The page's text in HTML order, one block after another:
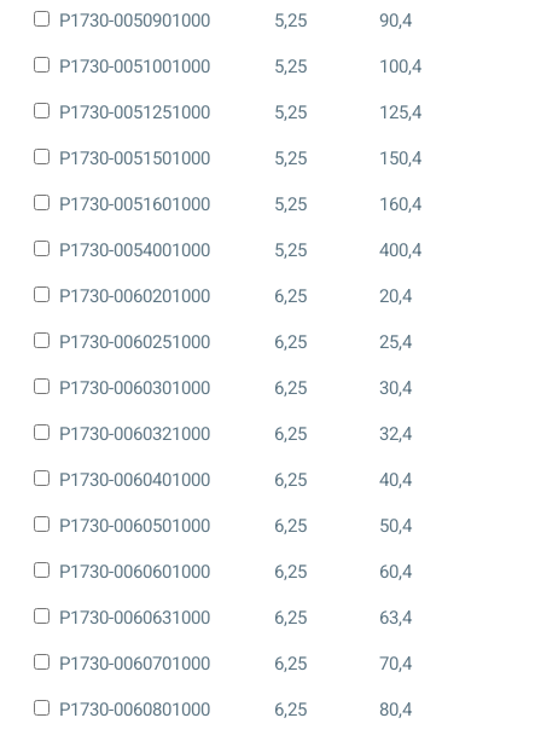
P1730-0050901000
5,25
90,4
P1730-0051001000
5,25
100,4
P1730-0051251000
5,25
125,4
P1730-0051501000
5,25
150,4
P1730-0051601000
5,25
160,4
P1730-0054001000
5,25
400,4
P1730-0060201000
6,25
20,4
P1730-0060251000
6,25
25,4
P1730-0060301000
6,25
30,4
P1730-0060321000
6,25
32,4
P1730-0060401000
6,25
40,4
P1730-0060501000
6,25
50,4
P1730-0060601000
6,25
60,4
P1730-0060631000
6,25
63,4
P1730-0060701000
6,25
70,4
P1730-0060801000
6,25 80,4